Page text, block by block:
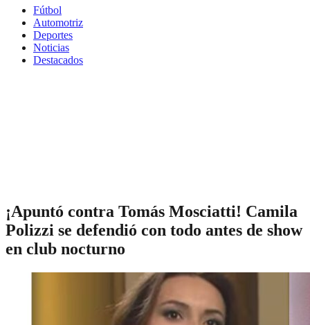
Fútbol
Automotriz
Deportes
Noticias
Destacados
¡Apuntó contra Tomás Mosciatti! Camila
Polizzi se defendió con todo antes de show
en club nocturno